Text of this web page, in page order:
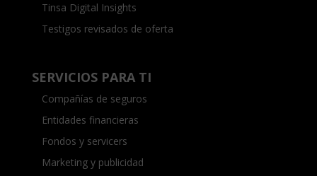
Tinsa Digital Insights
Testigos revisados de oferta
SERVICIOS PARA TI
Compañías de seguros
Entidades financieras
Fondos y servicers
Marketing y publicidad